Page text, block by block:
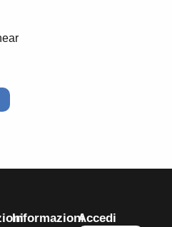
InformazioniAccedi